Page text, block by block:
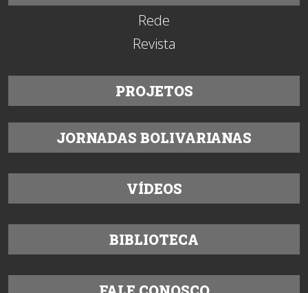
Rede
Revista
PROJETOS
JORNADAS BOLIVARIANAS
VÍDEOS
BIBLIOTECA